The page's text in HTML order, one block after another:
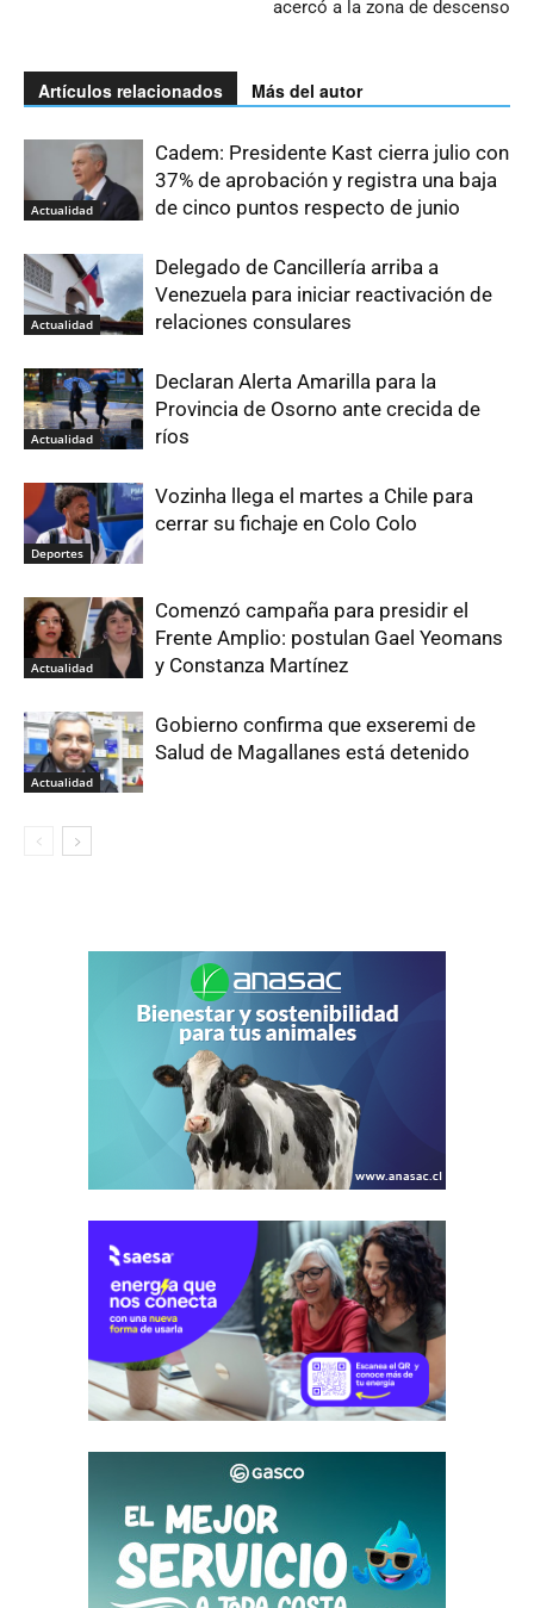
acercó a la zona de descenso
Artículos relacionados Más del autor
Actualidad
Cadem: Presidente Kast cierra julio con
37% de aprobación y registra una baja
de cinco puntos respecto de junio
Actualidad
Delegado de Cancillería arriba a
Venezuela para iniciar reactivación de
relaciones consulares
Actualidad
Declaran Alerta Amarilla para la
Provincia de Osorno ante crecida de
ríos
Deportes
Vozinha llega el martes a Chile para
cerrar su fichaje en Colo Colo
Actualidad
Comenzó campaña para presidir el
Frente Amplio: postulan Gael Yeomans
y Constanza Martínez
Actualidad
Gobierno confirma que exseremi de
Salud de Magallanes está detenido